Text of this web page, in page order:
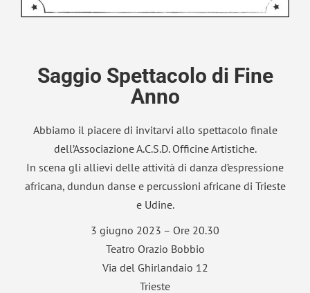
Saggio Spettacolo di Fine
Anno
Abbiamo il piacere di invitarvi allo spettacolo finale
dell’Associazione A.C.S.D. Officine Artistiche.
In scena gli allievi delle attività di danza d’espressione
africana, dundun danse e percussioni africane di Trieste
e Udine.
3 giugno 2023 – Ore 20.30
Teatro Orazio Bobbio
Via del Ghirlandaio 12
Trieste